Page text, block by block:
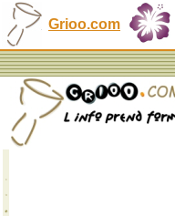
Grioo.com